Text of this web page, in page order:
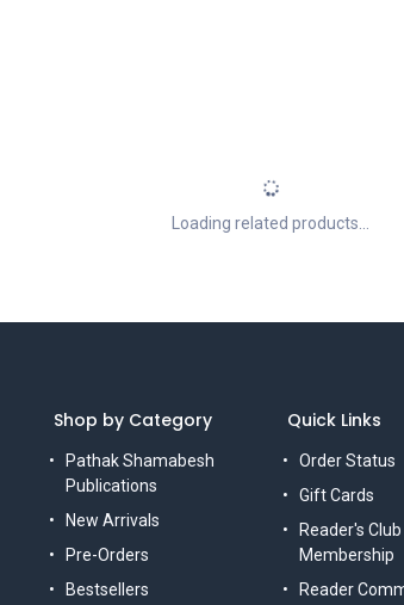
Loading related products...
Shop by Category
Pathak Shamabesh
Publications
New Arrivals
Pre-Orders
Bestsellers
Quick Links
Order Status
Gift Cards
Reader's Club
Membership
Reader